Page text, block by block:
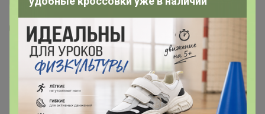
2 2
Цена за 3 шт. Пакет подарочный крафт
«Несу счастье », 24×14×28 см
97,78 р Орг. 19,56р